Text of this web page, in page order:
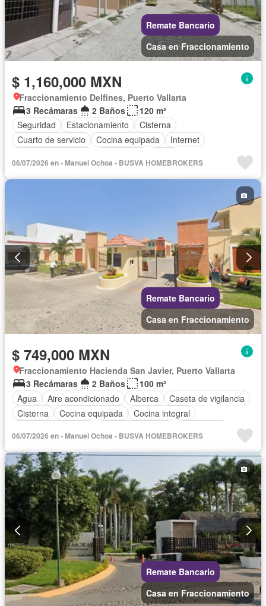
Remate Bancario
Casa en Fraccionamiento
$ 1,160,000 MXN
Fraccionamiento Delfines, Puerto Vallarta
3 Recámaras
2 Baños
120 m²
Seguridad
Estacionamiento
Cisterna
Cuarto de servicio
Cocina equipada
Internet
Cuarto de Limpieza
Televisión por cable
06/07/2026 en - Manuel Ochoa - BUSVA HOMEBROKERS
Remate Bancario
Casa en Fraccionamiento
$ 749,000 MXN
Fraccionamiento Hacienda San Javier, Puerto Vallarta
3 Recámaras
2 Baños
100 m²
Agua
Aire acondicionado Alberca
Caseta de vigilancia
Cisterna
Cocina equipada
Cocina integral
Estacionamiento
Internet Jardín
Recámara con closet
Seguridad
Televisión por cable Wifi
Zonas verdes
Sin amueblar
06/07/2026 en - Manuel Ochoa - BUSVA HOMEBROKERS
Remate Bancario
Casa en Fraccionamiento